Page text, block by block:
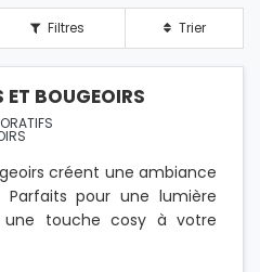
Filtres Trier
BOUGEOIRS
créent une ambiance
pour une lumière
une touche cosy à votre